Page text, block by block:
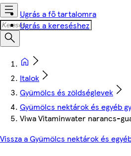
Ugrás a fő tartalomra
Ugrás a kereséshez
Italok
Gyümölcs és zöldséglevek
Gyümölcs nektárok és egyéb
Viwa Vitaminwater narancs-
Vissza a Gyümölcs nektárok és